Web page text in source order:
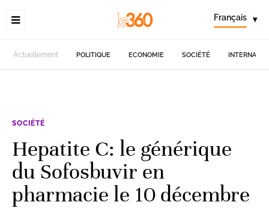
Français ▾
Actuellement POLITIQUE ECONOMIE SOCIÉTÉ
SOCIÉTÉ
Hepatite C: le générique
du Sofosbuvir en
pharmacie le 10 décembre